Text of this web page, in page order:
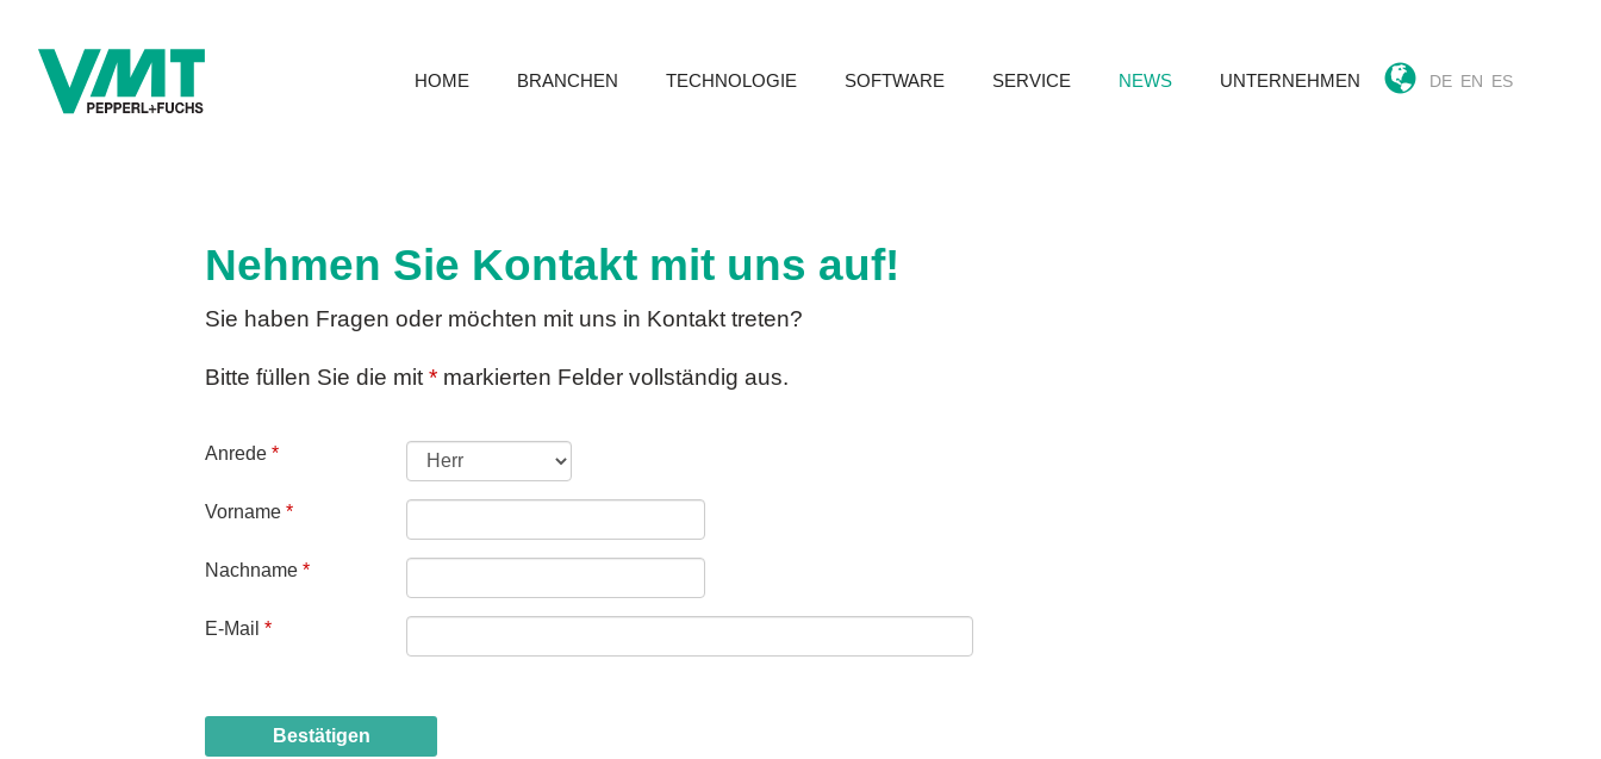
HOME BRANCHEN TECHNOLOGIE SOFTWARE SERVICE NEWS UNTERNEHMEN DE EN ES
Nehmen Sie Kontakt mit uns auf!
Sie haben Fragen oder möchten mit uns in Kontakt treten?
Bitte füllen Sie die mit * markierten Felder vollständig aus.